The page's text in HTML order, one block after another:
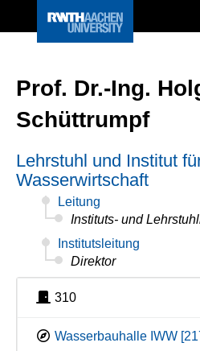
Prof. Dr.-Ing.
Schüttrumpf
Lehrstuhl und Institut
Wasserwirtschaft
Leitung
Instituts- und
Institutsleitung
Direktor
310
Wasserbauhalle IWW